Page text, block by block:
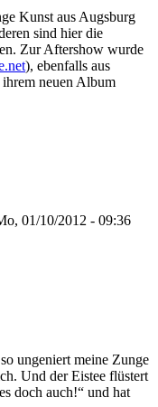
Kunst aus Augsburg
sind hier die
Zur Aftershow wurde
), ebenfalls aus
neuen Album
01/10/2012 - 09:36
ungeniert meine Zunge
Und der Eistee flüstert
doch auch!“ und hat